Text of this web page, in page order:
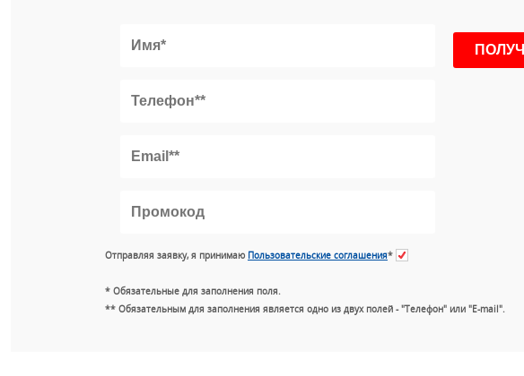
Отправляя заявку, я принимаю Пользовательские соглашения*
* Обязательные для заполнения поля.
** Обязательным для заполнения является одно из двух полей - "Телефон" или "E-mail".